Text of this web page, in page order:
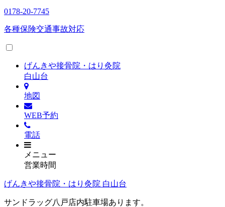
0178-20-7745
各種保険交通事故対応
げんきや接骨院・はり灸院
白山台
地図
WEB予約
電話
メニュー
営業時間
げんきや接骨院・はり灸院 白山台
サンドラッグ八戸店内駐車場あります。